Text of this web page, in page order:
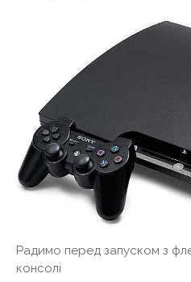
Радимо перед запуском з
консолі